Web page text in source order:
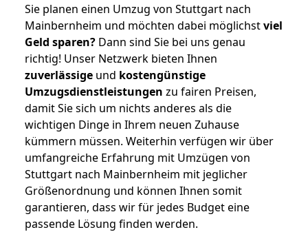
Sie planen einen Umzug von Stuttgart nach
Mainbernheim und möchten dabei möglichstviel
Geld sparen? Dann sind Sie bei uns genau
richtig! Unser Netzwerk bieten Ihnen
zuverlässige und kostengünstige
Umzugsdienstleistungen zu fairen Preisen,
damit Sie sich um nichts anderes als die
wichtigen Dinge in Ihrem neuen Zuhause
kümmern müssen. Weiterhin verfügen wir über
umfangreiche Erfahrung mit Umzügen von
Stuttgart nach Mainbernheim mit jeglicher
Größenordnung und können Ihnen somit
garantieren, dass wir für jedes Budget eine
passende Lösung finden werden.